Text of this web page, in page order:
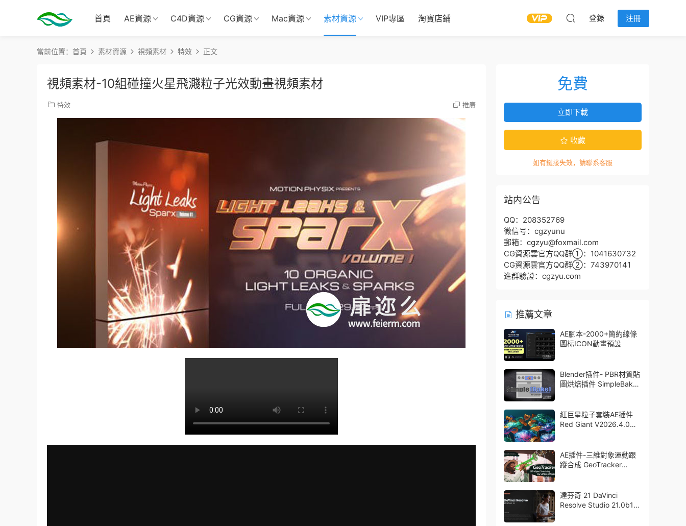
首頁 AE資源 C4D資源 CG資源 Mac資源 素材資源 VIP專區 淘寶店鋪 登錄 注冊
當前位置： 首頁 素材資源 視頻素材 特效 正文
視頻素材-10組碰撞火星飛濺粒子光效動畫視頻素材
特效 推廣
免費
立即下載
收藏
如有鏈接失效，請聯系客服
站内公告
QQ：208352769
微信号：cgzyunu
郵箱：cgzyu@foxmail.com
CG資源雲官方QQ群①：1041630732
CG資源雲官方QQ群②：743970141
進群驗證：cgzyu.com
推薦文章
AE腳本-2000+簡約線條
圖标ICON動畫預設
Blender插件- PBR材質貼
圖烘焙插件 SimpleBake
紅巨星粒子套裝AE插件
Red Giant V2026.4.0
Bullet + VFX Suit
AE插件-三維對象運動跟
蹤合成 GeoTracker
達芬奇 21 DaVinci
Resolve Studio 21.0b1